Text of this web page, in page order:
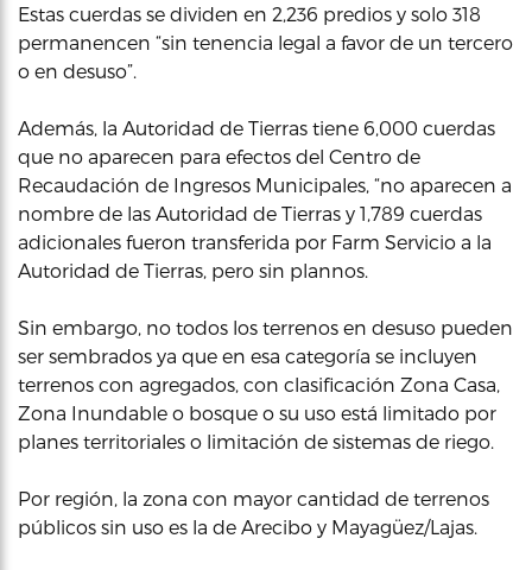
Estas cuerdas se dividen en 2,236 predios y solo 318
permanencen “sin tenencia legal a favor de un tercero
o en desuso”.
Además, la Autoridad de Tierras tiene 6,000 cuerdas
que no aparecen para efectos del Centro de
Recaudación de Ingresos Municipales, “no aparecen a
nombre de las Autoridad de Tierras y 1,789 cuerdas
adicionales fueron transferida por Farm Servicio a la
Autoridad de Tierras, pero sin plannos.
Sin embargo, no todos los terrenos en desuso pueden
ser sembrados ya que en esa categoría se incluyen
terrenos con agregados, con clasificación Zona Casa,
Zona Inundable o bosque o su uso está limitado por
planes territoriales o limitación de sistemas de riego.
Por región, la zona con mayor cantidad de terrenos
públicos sin uso es la de Arecibo y Mayagüez/Lajas.